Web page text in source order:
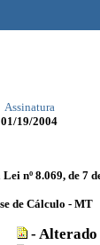
Assinatura
01/19/2004
nº 8.069, de 7
de Cálculo - MT
- Alterado